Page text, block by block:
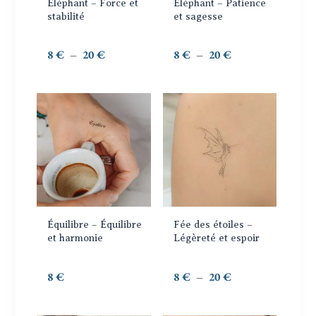
Éléphant – Force et
stabilité
8€ – 20€Plage
prix :
8 €
à
20 €
peuvent
choisies
la
page
du
produit
Éléphant – Patience
et sagesse
8€ – 20€Plage
prix :
20 €
peuvent
choisies
la
page
du
produit
Équilibre – Équilibre
et harmonie
8€
Fée des étoiles –
Légèreté et espoir
8€ – 20€Plage
prix :
Ce
produit
a
plusieurs
variations.
Les
options
peuvent
choisies